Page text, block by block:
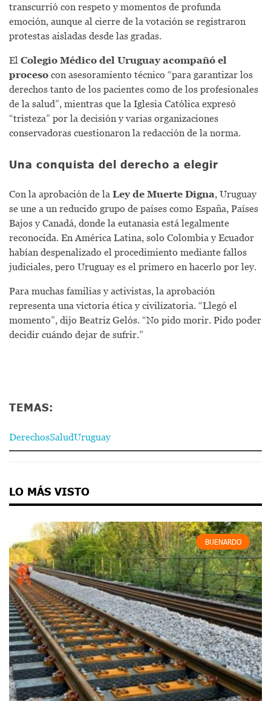
transcurrió con respeto y momentos de profunda
emoción, aunque al cierre de la votación se registraron
protestas aisladas desde las gradas.
El Colegio Médico del Uruguay acompañó el
proceso con asesoramiento técnico “para garantizar los
derechos tanto de los pacientes como de los profesionales
de la salud”, mientras que la Iglesia Católica expresó
“tristeza” por la decisión y varias organizaciones
conservadoras cuestionaron la redacción de la norma.
Una conquista del derecho a elegir
Con la aprobación de la Ley de Muerte Digna, Uruguay
se une a un reducido grupo de países como España, Países
Bajos y Canadá, donde la eutanasia está legalmente
reconocida. En América Latina, solo Colombia y Ecuador
habían despenalizado el procedimiento mediante fallos
judiciales, pero Uruguay es el primero en hacerlo por ley.
Para muchas familias y activistas, la aprobación
representa una victoria ética y civilizatoria. “Llegó el
momento”, dijo Beatriz Gelós. “No pido morir. Pido poder
decidir cuándo dejar de sufrir.”
TEMAS:
DerechosSaludUruguay
LO MÁS VISTO
BUENARDO